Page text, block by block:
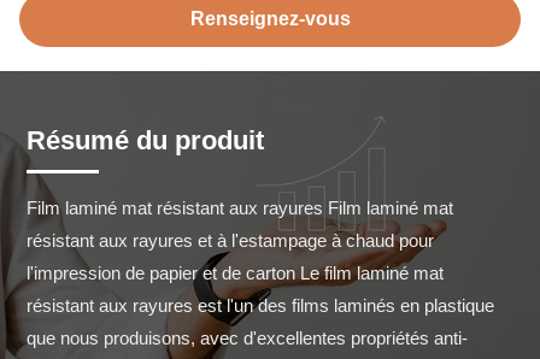
Renseignez-vous
Résumé du produit
Film laminé mat résistant aux rayures Film laminé mat
résistant aux rayures et à l'estampage à chaud pour
l'impression de papier et de carton Le film laminé mat
résistant aux rayures est l'un des films laminés en plastique
que nous produisons, avec d'excellentes propriétés anti-